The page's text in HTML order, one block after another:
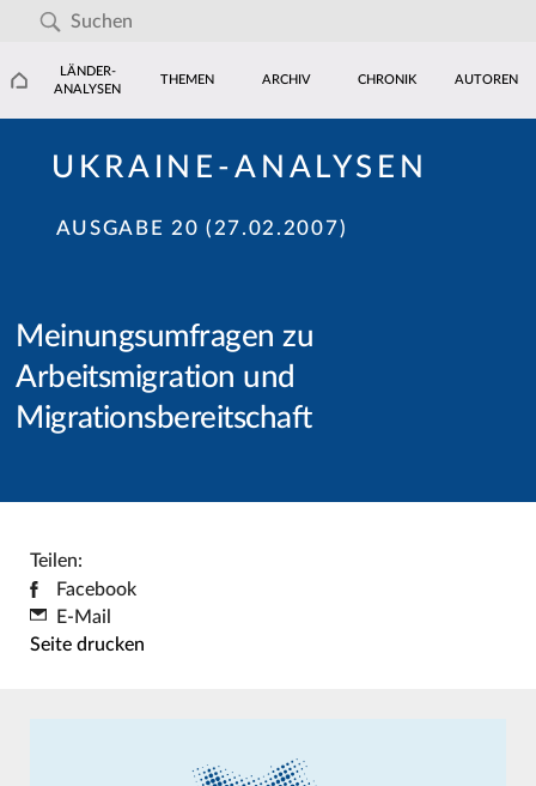
LÄNDER-
ANALYSEN
THEMEN ARCHIV CHRONIK AUTOREN
UKRAINE-ANALYSEN
AUSGABE 20 (27.02.2007)
Meinungsumfragen zu
Arbeitsmigration und
Migrationsbereitschaft
Teilen:
Facebook
E-Mail
Seite drucken